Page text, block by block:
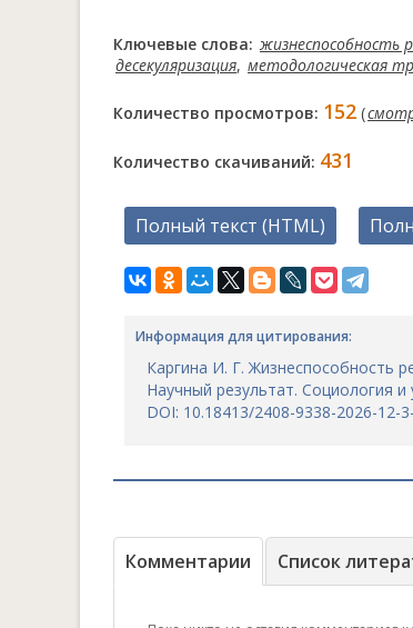
Ключевые слова: жизнеспособность
десекуляризация, методологическая
Количество просмотров: 152 (
Количество скачиваний: 431
Полный текст (HTML)
Информация для цитирования:
Каргина И. Г. Жизнеспособность
Научный результат. Социология
DOI: 10.18413/2408-9338-2026-12-
Комментарии Список